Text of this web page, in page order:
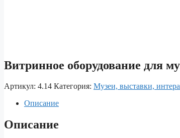
Витринное оборудование для
Артикул: 4.14 Категория: Музеи, выставки,
Описание
Описание